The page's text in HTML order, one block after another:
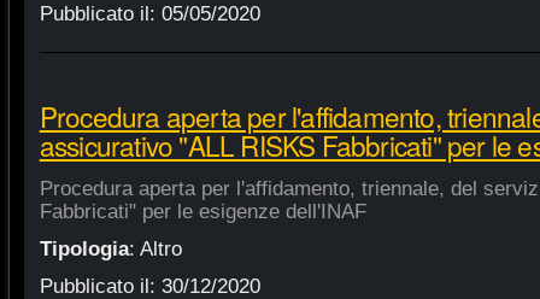
Pubblicato il: 05/05/2020
Procedura aperta per l'affidamento,
assicurativo "ALL RISKS Fabbricati" per le
Procedura aperta per l'affidamento, triennale, del
Fabbricati" per le esigenze dell'INAF
Tipologia: Altro
Pubblicato il: 30/12/2020